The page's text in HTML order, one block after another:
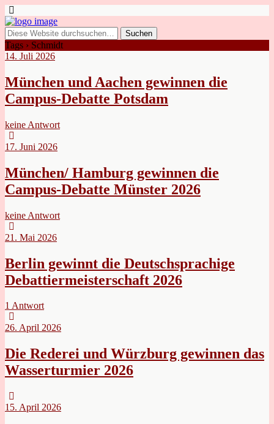
Tags › Schmidt
14. Juli 2026
München und Aachen gewinnen die
Campus-Debatte Potsdam
keine Antwort
17. Juni 2026
München/ Hamburg gewinnen die
Campus-Debatte Münster 2026
keine Antwort
21. Mai 2026
Berlin gewinnt die Deutschsprachige
Debattiermeisterschaft 2026
1 Antwort
26. April 2026
Die Rederei und Würzburg gewinnen das
Wasserturmier 2026
15. April 2026